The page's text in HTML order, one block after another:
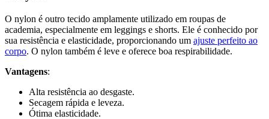
O nylon é outro tecido amplamente utilizado em roupas de
academia, especialmente em leggings e shorts. Ele é conhecido por
sua resistência e elasticidade, proporcionando um ajuste perfeito ao
corpo. O nylon também é leve e oferece boa respirabilidade.
Vantagens:
Alta resistência ao desgaste.
Secagem rápida e leveza.
Ótima elasticidade.